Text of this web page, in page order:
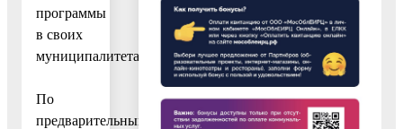
программы
в своих
муниципалитетах.
По
предварительным